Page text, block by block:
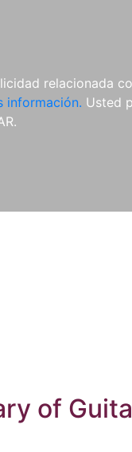
relacionada
información. Usted
Y
MATERIAL
of